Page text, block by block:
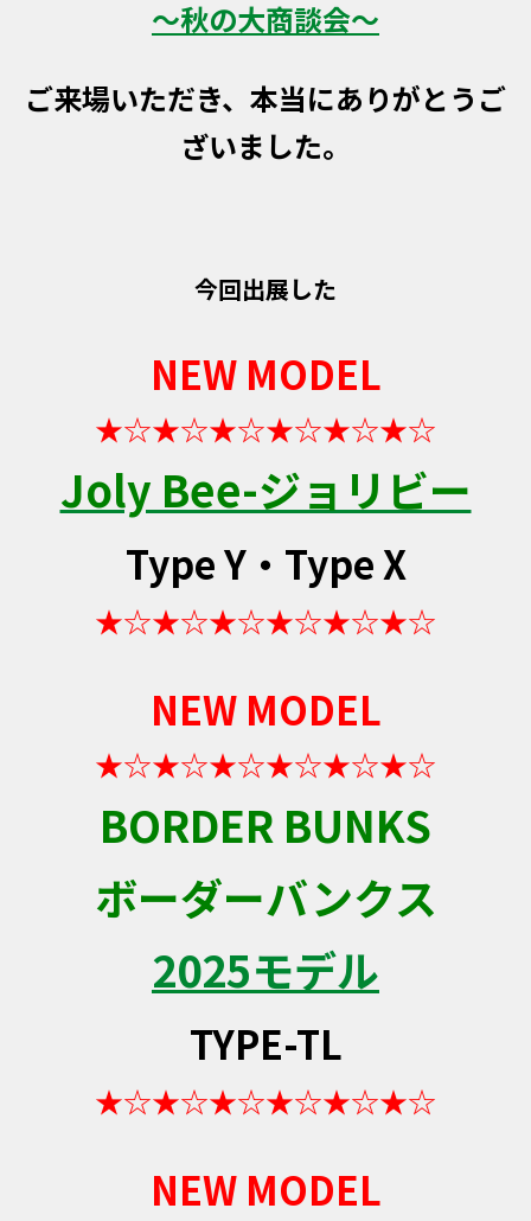
～秋の大商談会～
ご来場いただき、本当にありがとうご
ざいました。
今回出展した
NEW MODEL
★☆★☆★☆★☆★☆★☆
Joly Bee-ジョリビー
Type Y・Type X
★☆★☆★☆★☆★☆★☆
NEW MODEL
★☆★☆★☆★☆★☆★☆
BORDER BUNKS
ボーダーバンクス
2025モデル
TYPE-TL
★☆★☆★☆★☆★☆★☆
NEW MODEL